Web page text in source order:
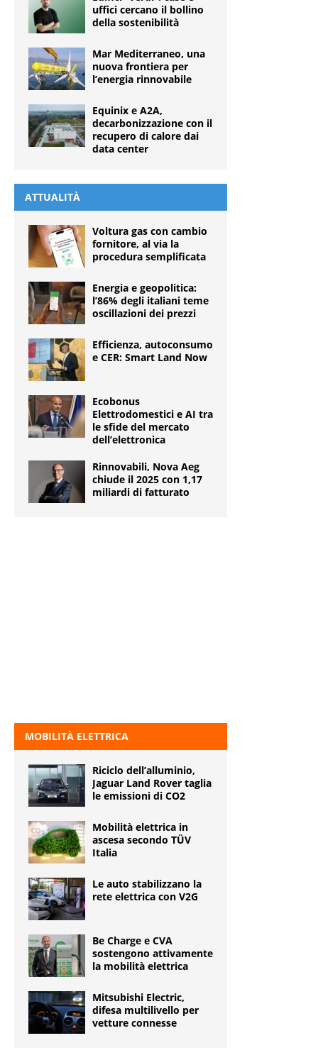
uffici cercano il bollino
della sostenibilità
Mar Mediterraneo, una
nuova frontiera per
l’energia rinnovabile
Equinix e A2A,
decarbonizzazione con il
recupero di calore dai
data center
ATTUALITÀ
Voltura gas con cambio
fornitore, al via la
procedura semplificata
Energia e geopolitica:
l’86% degli italiani teme
oscillazioni dei prezzi
Efficienza, autoconsumo
e CER: Smart Land Now
Ecobonus
Elettrodomestici e AI tra
le sfide del mercato
dell’elettronica
Rinnovabili, Nova Aeg
chiude il 2025 con 1,17
miliardi di fatturato
MOBILITÀ ELETTRICA
Riciclo dell’alluminio,
Jaguar Land Rover taglia
le emissioni di CO2
Mobilità elettrica in
ascesa secondo TÜV
Italia
Le auto stabilizzano la
rete elettrica con V2G
Be Charge e CVA
sostengono attivamente
la mobilità elettrica
Mitsubishi Electric,
difesa multilivello per
vetture connesse